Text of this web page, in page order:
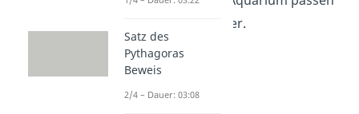
Wasser.
Satz des
Pythagoras
Beweis
2/4 – Dauer: 03:08